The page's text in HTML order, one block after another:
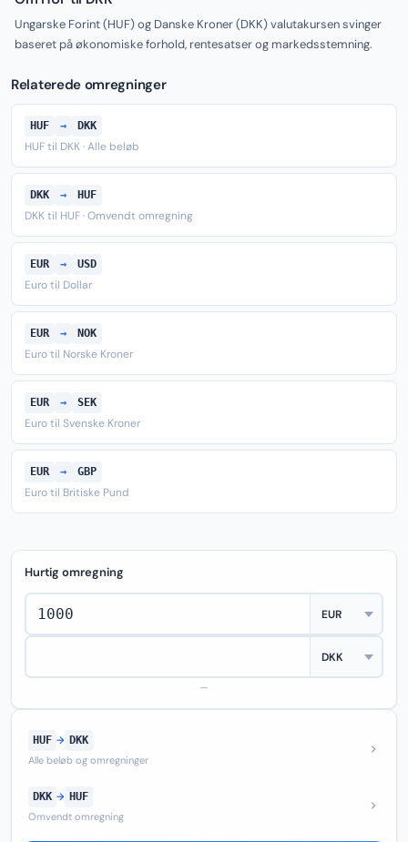
Ungarske Forint (HUF) og Danske Kroner (DKK) valutakursen svinger
baseret på økonomiske forhold, rentesatser og markedsstemning.
Relaterede omregninger
HUF → DKK
HUF til DKK · Alle beløb
DKK → HUF
DKK til HUF · Omvendt omregning
EUR → USD
Euro til Dollar
EUR → NOK
Euro til Norske Kroner
EUR → SEK
Euro til Svenske Kroner
EUR → GBP
Euro til Britiske Pund
Hurtig omregning
—
HUF → DKK
Alle beløb og omregninger
DKK → HUF
Omvendt omregning